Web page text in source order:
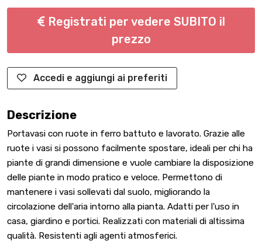
Registrati per vedere SUBITO il
prezzo
Accedi e aggiungi ai preferiti
Descrizione
Portavasi con ruote in ferro battuto e lavorato. Grazie alle
ruote i vasi si possono facilmente spostare, ideali per chi ha
piante di grandi dimensione e vuole cambiare la disposizione
delle piante in modo pratico e veloce. Permettono di
mantenere i vasi sollevati dal suolo, migliorando la
circolazione dell'aria intorno alla pianta. Adatti per l'uso in
casa, giardino e portici. Realizzati con materiali di altissima
qualità. Resistenti agli agenti atmosferici.